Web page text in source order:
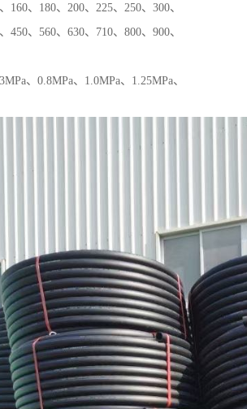
160、180、200、225、250、300、
450、560、630、710、800、900、
、0.8MPa、1.0MPa、1.25MPa、